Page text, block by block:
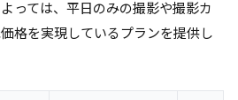
っては、平日のみの撮影や撮影カ
格を実現しているプランを提供し